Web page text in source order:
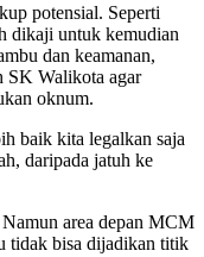
potensial. Seperti
dikaji untuk kemudian
dan keamanan,
SK Walikota agar
oknum.
baik kita legalkan saja
daripada jatuh ke
area depan MCM
tidak bisa dijadikan titik